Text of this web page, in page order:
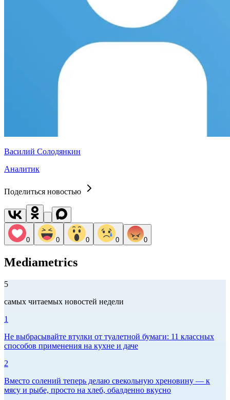
Василий Солодянкин
Аналитик
Поделиться новостью
0 0 0 0 0
Mediametrics
5
самых читаемых новостей недели
1
Не выбрасывайте втулки от туалетной бумаги: 11 классных
способов применения на кухне и даче
2
Вместо солений теперь делаю свекольную хреновину — к
мясу и рыбе, просто на хлеб, обалденно вкусно